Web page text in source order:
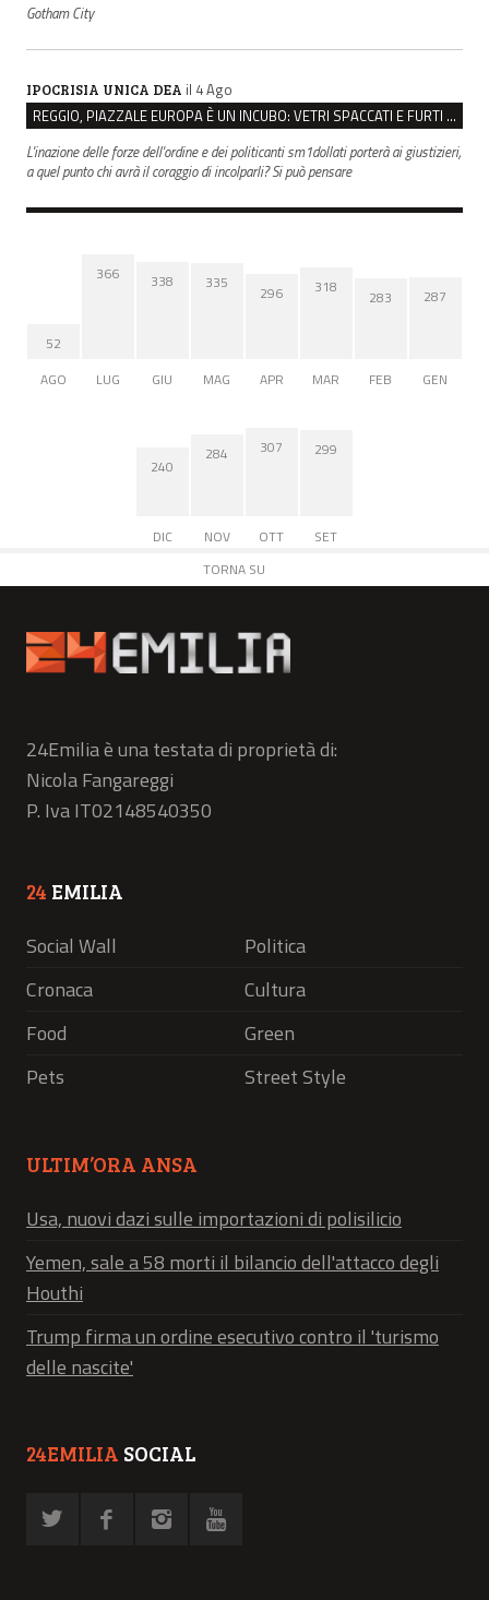
Gotham City
IPOCRISIA UNICA DEA il 4 Ago
REGGIO, PIAZZALE EUROPA È UN INCUBO: VETRI SPACCATI E FURTI SULLE AUTO IN SOSTA
L'inazione delle forze dell'ordine e dei politicanti sm1dollati porterà ai giustizieri,
a quel punto chi avrà il coraggio di incolparli? Si può pensare
52
AGO
366
LUG
338
GIU
335
MAG
296
APR
318
MAR
283
FEB
287
GEN
240
DIC
284
NOV
307
OTT
299
SET
TORNA SU
24Emilia è una testata di proprietà di:
Nicola Fangareggi
P. Iva IT02148540350
24 EMILIA
Social Wall
Politica
Cronaca
Cultura
Food
Green
Pets
Street Style
ULTIM’ORA ANSA
Usa, nuovi dazi sulle importazioni di polisilicio
Yemen, sale a 58 morti il bilancio dell'attacco degli
Houthi
Trump firma un ordine esecutivo contro il 'turismo
delle nascite'
24EMILIA SOCIAL